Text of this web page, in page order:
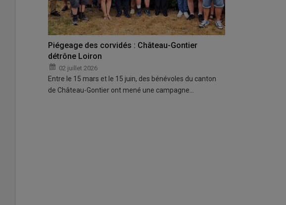
Piégeage des corvidés : Château-Gontier
détrône Loiron
02 juillet 2026
Entre le 15 mars et le 15 juin, des bénévoles du canton
de Château-Gontier ont mené une campagne…